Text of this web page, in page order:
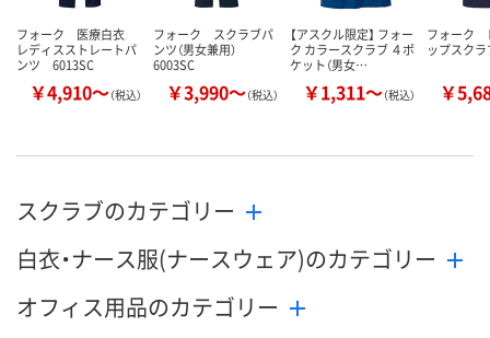
フォーク 医療白衣
レディスストレートパ
ンツ 6013SC
￥4,910～（税込）
フォーク スクラブパ
ンツ（男女兼用）
6003SC
￥3,990～（税込）
【アスクル限定】 フォー
ク カラースクラブ ４ポ
ケット（男女…
￥1,311～（税込）
フォーク
ップスク
￥
スクラブのカテゴリー
白衣・ナース服(ナースウェア)のカテゴリー
オフィス用品のカテゴリー